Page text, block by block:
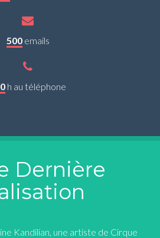
500emails
h au téléphone
Dernière
Kandilian, une artiste de Cirque